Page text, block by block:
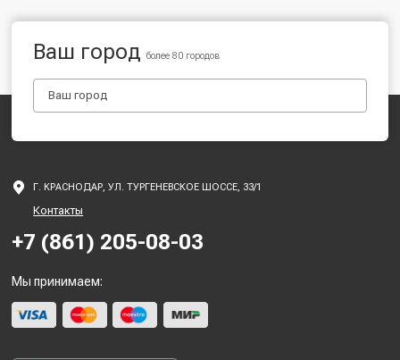
Ваш городболее 80 городов
Г. КРАСНОДАР, УЛ. ТУРГЕНЕВСКОЕ ШОССЕ, 33/1
Контакты
+7 (861) 205-08-03
Мы принимаем: